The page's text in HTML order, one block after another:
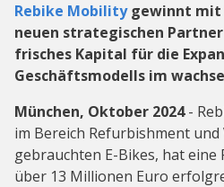
Rebike Mobilitygewinnt mit
neuen strategischen
frisches Kapital für die
Geschäftsmodells im
München, Oktober 2024-
im Bereich Refurbishment
gebrauchten E-Bikes, hat
über 13 Millionen Euro